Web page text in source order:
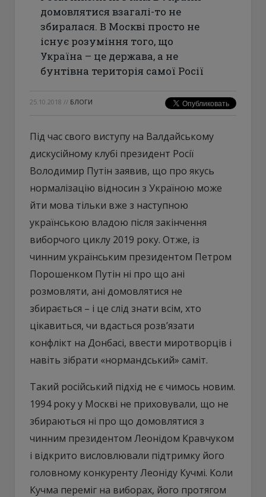
домовлятися взагалі-то не
збиралася. В Москві просто не
існує розуміння того, що
Україна – це держава, а не
бунтівна територія самої Росії
25.10.2018 // БЛОГИ
Під час свого виступу на Валдайському
дискусійному клубі президент Росії
Володимир Путін заявив, що про якусь
нормалізацію відносин з Україною може
йти мова тільки вже з наступною
українською владою після закінчення
виборчого циклу 2019 року. Отже, із
чинним українським президентом Петром
Порошенком Путін ні про що ані
розмовляти, ані домовлятися не
збирається – і це слід знати всім, хто
цікавиться, чи вдасться розв’язати
конфлікт на Донбасі, ввести миротворців і
навіть зібрати «нормандський» саміт.
Такий російський підхід не є чимось новим.
1994 року у Москві не приховували, що не
збираються ні про що домовлятися з
чинним президентом Леонідом Кравчуком
і відкрито висловлювали підтримку його
головному конкуренту Леоніду Кучмі. Коли
Кучма переміг на виборах, його протягом